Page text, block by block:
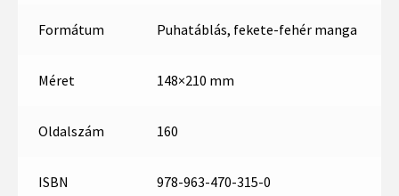
Formátum Puhatáblás, fekete-fehér manga
Méret 148×210 mm
Oldalszám 160
ISBN 978-963-470-315-0